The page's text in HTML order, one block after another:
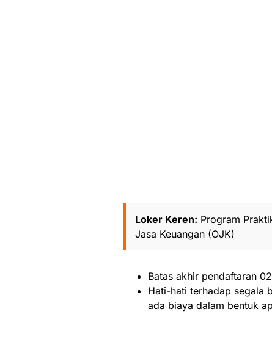
Loker Keren: Program
Jasa Keuangan (OJK)
Batas akhir pendaftaran
Hati-hati terhadap segala
ada biaya dalam bentuk